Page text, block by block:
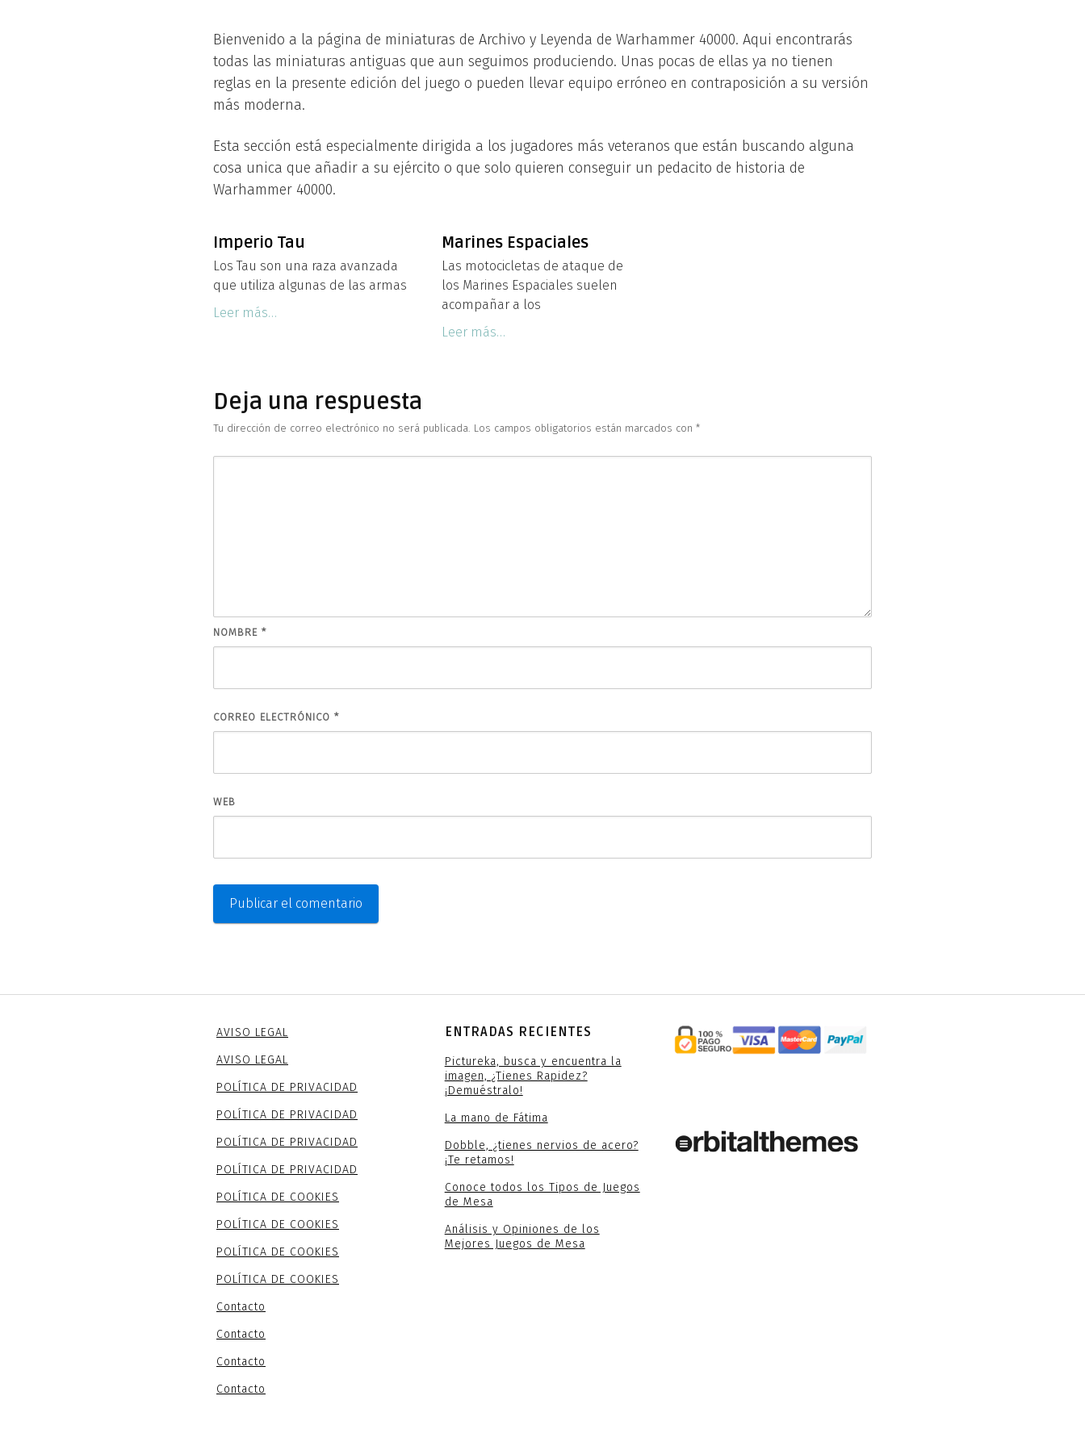
Bienvenido a la página de miniaturas de Archivo y Leyenda de Warhammer 40000. Aqui encontrarás
todas las miniaturas antiguas que aun seguimos produciendo. Unas pocas de ellas ya no tienen
reglas en la presente edición del juego o pueden llevar equipo erróneo en contraposición a su versión
más moderna.
Esta sección está especialmente dirigida a los jugadores más veteranos que están buscando alguna
cosa unica que añadir a su ejército o que solo quieren conseguir un pedacito de historia de
Warhammer 40000.
Imperio Tau
Los Tau son una raza avanzada
que utiliza algunas de las armas
Leer más…
Marines Espaciales
Las motocicletas de ataque de
los Marines Espaciales suelen
acompañar a los
Leer más…
Deja una respuesta
Tu dirección de correo electrónico no será publicada. Los campos obligatorios están marcados con *
NOMBRE *
CORREO ELECTRÓNICO *
WEB
AVISO LEGAL
AVISO LEGAL
POLÍTICA DE PRIVACIDAD
POLÍTICA DE PRIVACIDAD
POLÍTICA DE PRIVACIDAD
POLÍTICA DE PRIVACIDAD
POLÍTICA DE COOKIES
POLÍTICA DE COOKIES
POLÍTICA DE COOKIES
POLÍTICA DE COOKIES
Contacto
Contacto
Contacto
Contacto
ENTRADAS RECIENTES
Pictureka, busca y encuentra la
imagen, ¿Tienes Rapidez?
¡Demuéstralo!
La mano de Fátima
Dobble, ¿tienes nervios de acero?
¡Te retamos!
Conoce todos los Tipos de Juegos
de Mesa
Análisis y Opiniones de los
Mejores Juegos de Mesa